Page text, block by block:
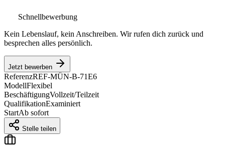
Schnellbewerbung
Kein Lebenslauf, kein Anschreiben. Wir rufen dich zurück und
besprechen alles persönlich.
Jetzt bewerben
ReferenzREF-MÜN-B-71E6
ModellFlexibel
BeschäftigungVollzeit/Teilzeit
QualifikationExaminiert
StartAb sofort
Stelle teilen